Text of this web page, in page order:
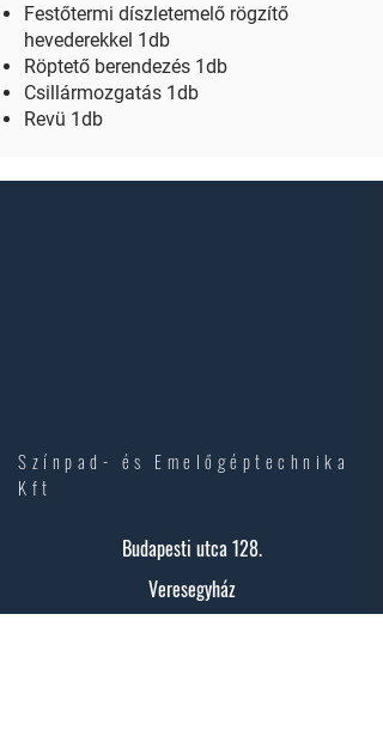
Festőtermi díszletemelő rögzítő
hevederekkel 1db
Röptető berendezés 1db
Csillármozgatás 1db
Revü 1db
Színpad- és Emelőgéptechnika
Kft
Budapesti utca 128.
Veresegyház